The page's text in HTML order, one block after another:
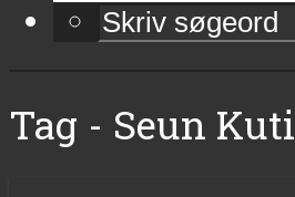
Tag - Seun Kuti